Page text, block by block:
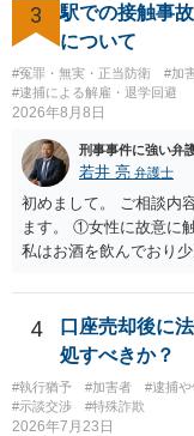
3
駅での接触事
について
#冤罪・無実・正当防衛 #加
#逮捕による解雇・退学回避
2026年8月8日
刑事事件に強い弁
若井 亮 弁護士
初めまして。 ご相談内
ます。 ①女性に故意に
私はお酒を飲んでおり
いた場合、故意だと判
故意があると判断され
の可能性 この行為によ
捕、呼び出しされる可
まっただけであり、さ
とからすると、この後
4
口座売却後に
処すべきか？
#執行猶予 #加害者 #逮捕
#示談交渉
#特殊詐欺
2026年7月23日